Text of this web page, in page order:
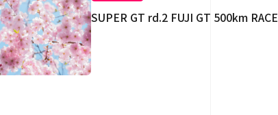
SUPER GT rd.2 FUJI GT 500km RACE